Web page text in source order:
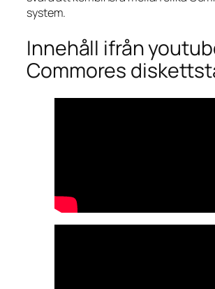
system.
Innehåll ifrån
Commores